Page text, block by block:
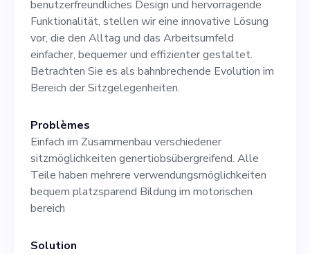
Einfluss auf den Alltag von
Menschen zu haben und
wenn Sie
benutzerfreundliches Design und hervorragende
Funktionalität, stellen wir eine innovative Lösung
vor, die den Alltag und das Arbeitsumfeld
einfacher, bequemer und effizienter gestaltet.
Betrachten Sie es als bahnbrechende Evolution im
Bereich der Sitzgelegenheiten.
Problèmes
Einfach im Zusammenbau verschiedener
sitzmöglichkeiten genertiobsübergreifend. Alle
Teile haben mehrere verwendungsmöglichkeiten
bequem platzsparend Bildung im motorischen
bereich
Solution